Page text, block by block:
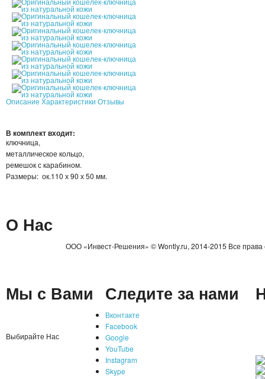
Описание Характеристики Отзывы
В комплект входит:
ключница,
металлическое кольцо,
ремешок с карабином.
Размеры: ок.110 х 90 х 50 мм.
О Нас
ООО «Инвест-Решения» © Wontly.ru, 2014-2015 Все права
Мы с Вами
Выбирайте Нас
Следите за нами
Вконтакте
Facebook
Google
YouTube
Instagram
Skype